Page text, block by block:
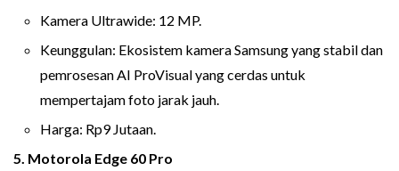
Kamera Ultrawide: 12 MP.
Keunggulan: Ekosistem kamera Samsung yang stabil dan
pemrosesan AI ProVisual yang cerdas untuk
mempertajam foto jarak jauh.
Harga: Rp9 Jutaan.
5. Motorola Edge 60 Pro